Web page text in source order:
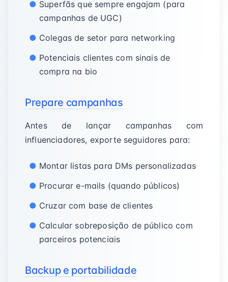
Superfãs que sempre engajam (para
campanhas de UGC)
Colegas de setor para networking
Potenciais clientes com sinais de
compra na bio
Prepare campanhas
Antes de lançar campanhas com
influenciadores, exporte seguidores para:
Montar listas para DMs personalizadas
Procurar e-mails (quando públicos)
Cruzar com base de clientes
Calcular sobreposição de público com
parceiros potenciais
Backup e portabilidade